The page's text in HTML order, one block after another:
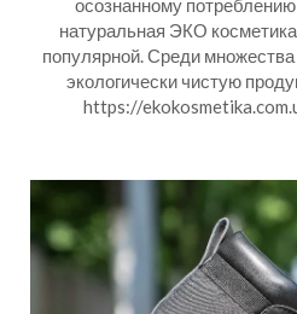
осознанному
натуральная ЭКО
популярной. Среди
экологически чистую
https://